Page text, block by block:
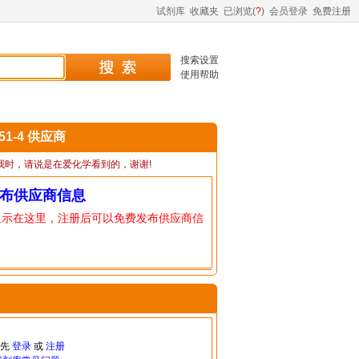
试剂库 收藏夹 已浏览(?) 会员登录 免费注册
搜索设置
使用帮助
4 供应商
时，请说是在爱化学看到的，谢谢!
供应商信息
在这里，注册后可以免费发布供应商信
登录或 注册